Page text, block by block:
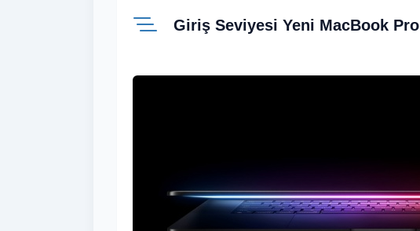
Giriş Seviyesi Yeni MacBook Pro